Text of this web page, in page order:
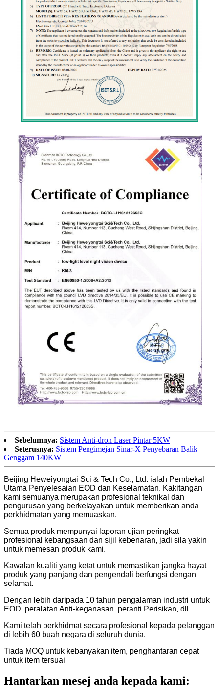
Sebelumnya: Sistem Anti-dron Laser Pintar 5KW
Seterusnya: Sistem Pengimejan Sinar-X Penyebaran Balik
Genggam 140KW
Beijing Heweiyongtai Sci & Tech Co., Ltd. ialah Pembekal
Utama Penyelesaian EOD dan Keselamatan. Kakitangan
kami semuanya merupakan profesional teknikal dan
pengurusan yang berkelayakan untuk memberikan anda
perkhidmatan yang memuaskan.
Semua produk mempunyai laporan ujian peringkat
profesional kebangsaan dan sijil kebenaran, jadi sila yakin
untuk memesan produk kami.
Kawalan kualiti yang ketat untuk memastikan jangka hayat
produk yang panjang dan pengendali berfungsi dengan
selamat.
Dengan lebih daripada 10 tahun pengalaman industri untuk
EOD, peralatan Anti-keganasan, peranti Perisikan, dll.
Kami telah berkhidmat secara profesional kepada pelanggan
di lebih 60 buah negara di seluruh dunia.
Tiada MOQ untuk kebanyakan item, penghantaran cepat
untuk item tersuai.
Hantarkan mesej anda kepada kami: